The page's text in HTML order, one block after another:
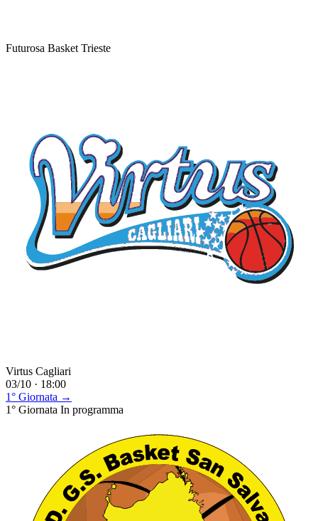
Futurosa Basket Trieste
Virtus Cagliari
03/10 · 18:00
1° Giornata →
1° Giornata In programma